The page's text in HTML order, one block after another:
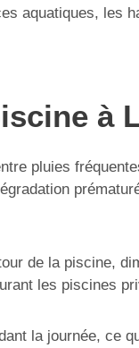
aquatiques, les
à
pluies
de la piscine,
les piscines
la journée, ce